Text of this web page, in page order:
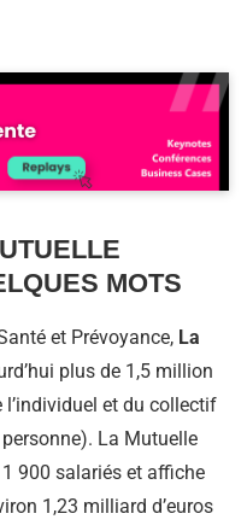
MOTS
et Prévoyance, La
plus de 1,5 million
l’individuel et du collectif
La Mutuelle
900 salariés et affiche
1,23 milliard d’euros